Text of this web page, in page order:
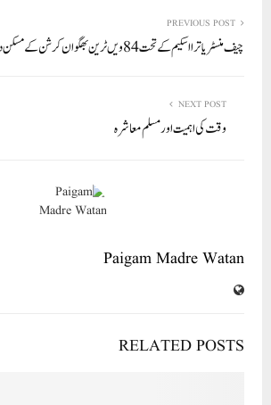
A
pp
ok
r
In PREVIOUS POST
چیف منسٹر یاترا اسکیم کے تحت 84ویں ٹرین بھگوان کرشن کے مسکن دوارکادھیش کے لیے روانہ
NEXT POST
وقت کی اہمیت اور مسلم معاشرہ
Paigam Madre Watan
RELATED POSTS